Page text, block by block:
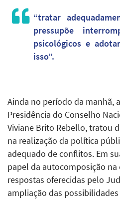
“tratar
pressupõe
psicológicos e
isso”.
Ainda no período da manhã,
Presidência do Conselho
Viviane Brito Rebello, tratou
na realização da política
adequado de conflitos. Em
papel da autocomposição na
respostas oferecidas pelo
ampliação das